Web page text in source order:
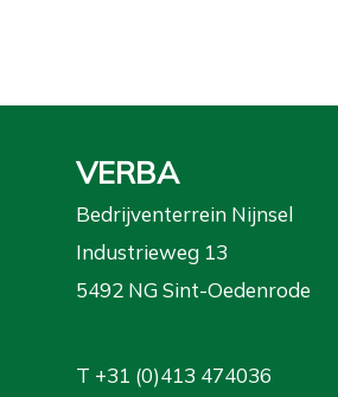
VERBA
Bedrijventerrein Nijnsel
Industrieweg 13
5492 NG Sint-Oedenrode
T +31 (0)413 474036